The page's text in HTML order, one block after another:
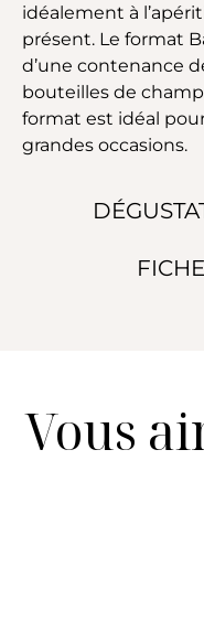
idéalement à
présent. Le format
d’une contenance
bouteilles de
format est idéal
grandes occasions.
Vous